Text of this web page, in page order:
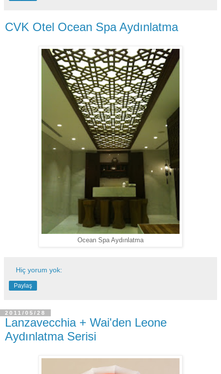
CVK Otel Ocean Spa Aydınlatma
Ocean Spa Aydınlatma
Hiç yorum yok:
Paylaş
2011/05/28
Lanzavecchia + Wai'den Leone
Aydınlatma Serisi